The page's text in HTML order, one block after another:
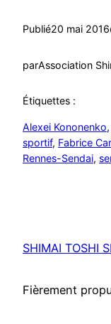
Publié20 mai 2016
parAssociation
Étiquettes :
Alexei Kononenko,
sportif, Fabrice
Rennes-Sendai,
SHIMAI TOSHI
Fièrement